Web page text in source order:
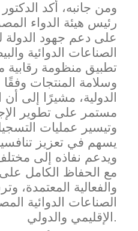
ومن جانبه، أكد
رئيس هيئة الدواء
على دعم جهود الدولة
الصناعات الدوائية
تطبيق منظومة
وسلامة المنتجات وفقًا
الدولية، مشيرًا إلى
مستمر على تطوير
وتيسير عمليات
يسهم في تعزيز
ويدعم نفاذه إلى
مع الحفاظ الكامل على
والفعالية المعتمدة،
الصناعات الدوائية
الإقليمي والدولي.